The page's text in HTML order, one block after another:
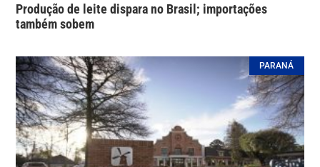
Produção de leite dispara no Brasil; importações
também sobem
PARANÁ